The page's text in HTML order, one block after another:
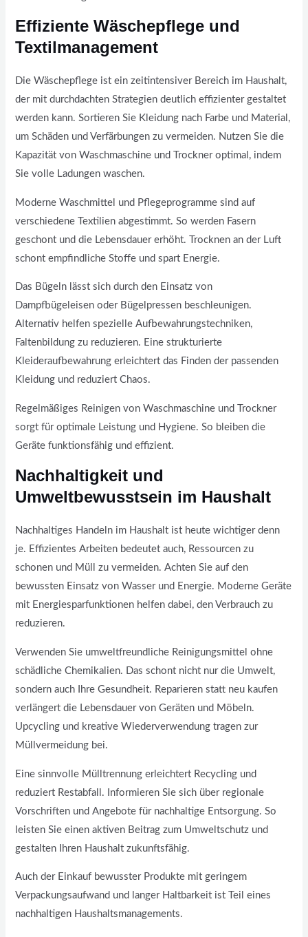
Effiziente Wäschepflege und
Textilmanagement
Die Wäschepflege ist ein zeitintensiver Bereich im Haushalt,
der mit durchdachten Strategien deutlich effizienter gestaltet
werden kann. Sortieren Sie Kleidung nach Farbe und Material,
um Schäden und Verfärbungen zu vermeiden. Nutzen Sie die
Kapazität von Waschmaschine und Trockner optimal, indem
Sie volle Ladungen waschen.
Moderne Waschmittel und Pflegeprogramme sind auf
verschiedene Textilien abgestimmt. So werden Fasern
geschont und die Lebensdauer erhöht. Trocknen an der Luft
schont empfindliche Stoffe und spart Energie.
Das Bügeln lässt sich durch den Einsatz von
Dampfbügeleisen oder Bügelpressen beschleunigen.
Alternativ helfen spezielle Aufbewahrungstechniken,
Faltenbildung zu reduzieren. Eine strukturierte
Kleideraufbewahrung erleichtert das Finden der passenden
Kleidung und reduziert Chaos.
Regelmäßiges Reinigen von Waschmaschine und Trockner
sorgt für optimale Leistung und Hygiene. So bleiben die
Geräte funktionsfähig und effizient.
Nachhaltigkeit und
Umweltbewusstsein im Haushalt
Nachhaltiges Handeln im Haushalt ist heute wichtiger denn
je. Effizientes Arbeiten bedeutet auch, Ressourcen zu
schonen und Müll zu vermeiden. Achten Sie auf den
bewussten Einsatz von Wasser und Energie. Moderne Geräte
mit Energiesparfunktionen helfen dabei, den Verbrauch zu
reduzieren.
Verwenden Sie umweltfreundliche Reinigungsmittel ohne
schädliche Chemikalien. Das schont nicht nur die Umwelt,
sondern auch Ihre Gesundheit. Reparieren statt neu kaufen
verlängert die Lebensdauer von Geräten und Möbeln.
Upcycling und kreative Wiederverwendung tragen zur
Müllvermeidung bei.
Eine sinnvolle Mülltrennung erleichtert Recycling und
reduziert Restabfall. Informieren Sie sich über regionale
Vorschriften und Angebote für nachhaltige Entsorgung. So
leisten Sie einen aktiven Beitrag zum Umweltschutz und
gestalten Ihren Haushalt zukunftsfähig.
Auch der Einkauf bewusster Produkte mit geringem
Verpackungsaufwand und langer Haltbarkeit ist Teil eines
nachhaltigen Haushaltsmanagements.